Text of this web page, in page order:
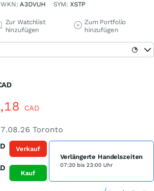
WKN:A3DVUH SYM: XSTP
Zur Watchlist
hinzufügen
Zum Portfolio
hinzufügen
CAD
Toronto
Verkauf
Kauf
Verlängerte Handelszeiten
07:30 bis 23:00 Uhr